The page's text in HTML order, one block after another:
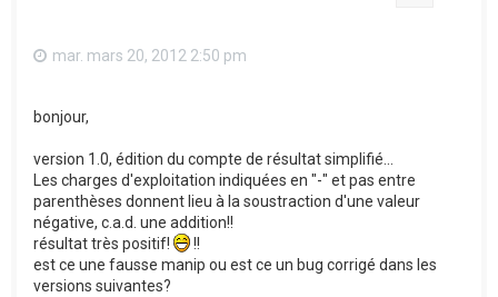
mar. mars 20, 2012 2:50 pm
bonjour,
version 1.0, édition du compte de résultat simplifié...
Les charges d'exploitation indiquées en "-" et pas entre
parenthèses donnent lieu à la soustraction d'une valeur
négative, c.a.d. une addition!!
résultat très positif!
!!
est ce une fausse manip ou est ce un bug corrigé dans les
versions suivantes?